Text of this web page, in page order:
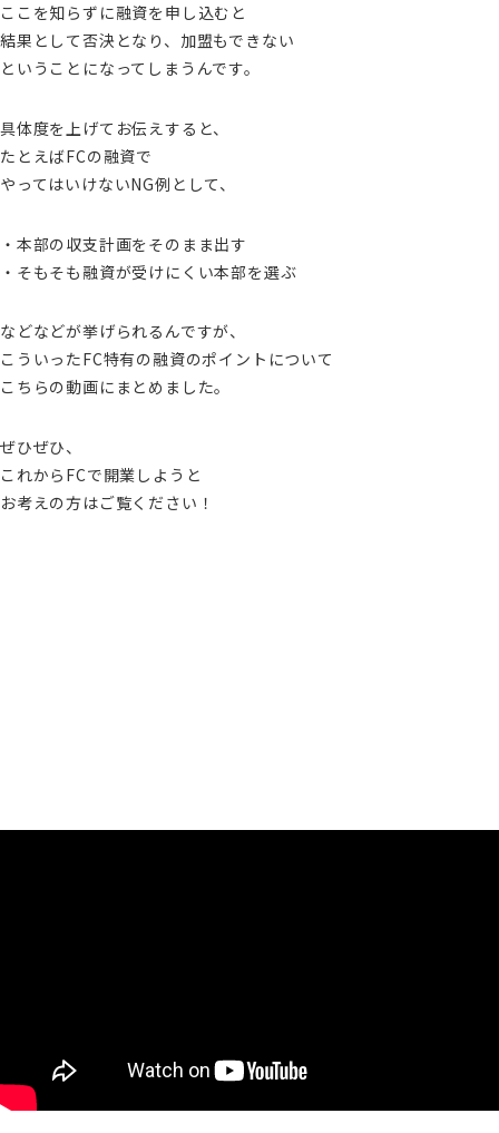
ここを知らずに融資を申し込むと
結果として否決となり、加盟もできない
ということになってしまうんです。
具体度を上げてお伝えすると、
たとえばFCの融資で
やってはいけないNG例として、
・本部の収支計画をそのまま出す
・そもそも融資が受けにくい本部を選ぶ
などなどが挙げられるんですが、
こういったFC特有の融資のポイントについて
こちらの動画にまとめました。
ぜひぜひ、
これからFCで開業しようと
お考えの方はご覧ください！